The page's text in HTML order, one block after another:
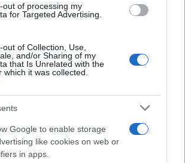
out of processing my
for Targeted Advertising.
of Collection, Use,
and/or Sharing of my
that Is Unrelated with the
which it was collected.
Google to enable storage
like cookies on web or
in apps.
n
te
re
st
h
at
s
p
p
h
a
re
Articolo precedente